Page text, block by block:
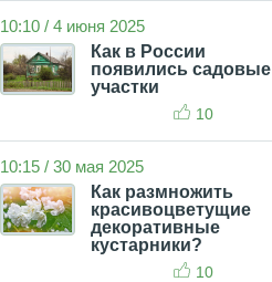
10:10 / 4 июня 2025
Как в России
появились садовые
участки
10
10:15 / 30 мая 2025
Как размножить
красивоцветущие
декоративные
кустарники?
10